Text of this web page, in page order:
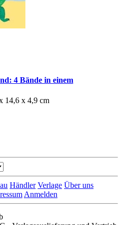
4 Bände in einem
14,6 x 4,9 cm
Händler Verlage Über uns
Anmelden